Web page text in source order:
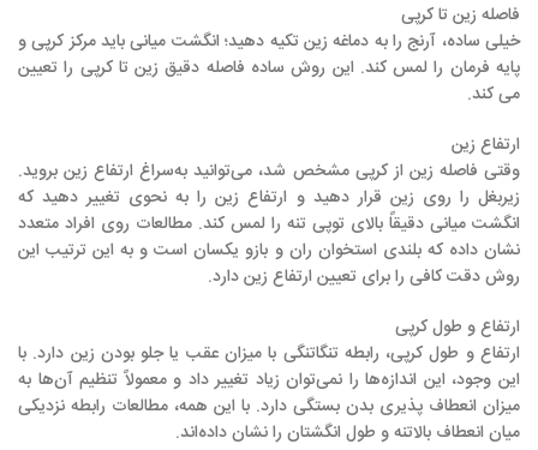
فاصله زین تا کرپی
خیلی ساده، آرنج را به دماغه زین تکیه دهید؛ انگشت میانی باید مرکز کرپی و
پایه فرمان را لمس کند. این روش ساده فاصله دقیق زین تا کرپی را تعیین
می کند.
ارتفاع زین
وقتی فاصله زین از کرپی مشخص شد، می‌توانید به‌سراغ ارتفاع زین بروید.
زیربغل را روی زین قرار دهید و ارتفاع زین را به نحوی تغییر دهید که
انگشت میانی دقیقاً بالای توپی تنه را لمس کند. مطالعات روی افراد متعدد
نشان داده که بلندی استخوان ران و بازو یکسان است و به این ترتیب این
روش دقت کافی را برای تعیین ارتفاع زین دارد.
ارتفاع و طول کرپی
ارتفاع و طول کرپی، رابطه تنگاتنگی با میزان عقب یا جلو بودن زین دارد. با
این وجود، این اندازه‌ها را نمی‌توان زیاد تغییر داد و معمولاً تنظیم آن‌ها به
میزان انعطاف پذیری بدن بستگی دارد. با این همه، مطالعات رابطه نزدیکی
میان انعطاف بالاتنه و طول انگشتان را نشان داده‌اند.